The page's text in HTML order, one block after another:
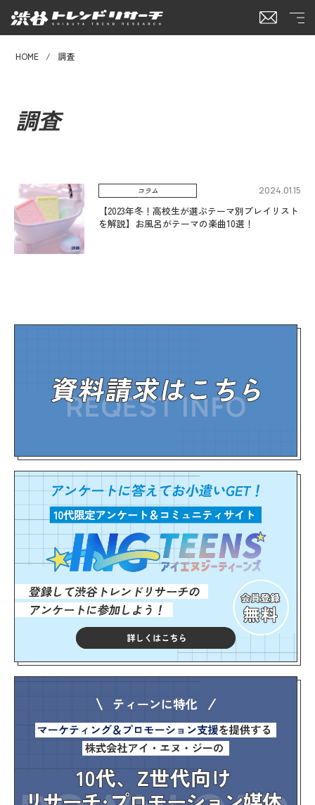
HOME 調査
調査
コラム 2024.01.15
【2023年冬！高校生が選ぶテーマ別プレイリスト
を解説】お風呂がテーマの楽曲10選！